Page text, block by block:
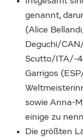
genannt,
(Alice
Deguchi/
Scutto/ITA/-
Garrigos
sowie Anna-
einige zu
Die größten